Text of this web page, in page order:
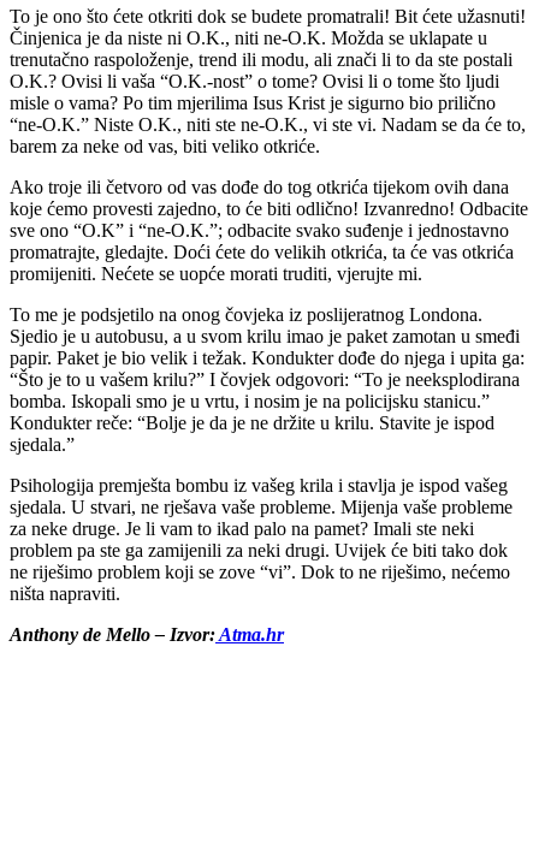
To je ono što ćete otkriti dok se budete promatrali! Bit ćete užasnuti!
Činjenica je da niste ni O.K., niti ne-O.K. Možda se uklapate u
trenutačno raspoloženje, trend ili modu, ali znači li to da ste postali
O.K.? Ovisi li vaša “O.K.-nost” o tome? Ovisi li o tome što ljudi
misle o vama? Po tim mjerilima Isus Krist je sigurno bio prilično
“ne-O.K.” Niste O.K., niti ste ne-O.K., vi ste vi. Nadam se da će to,
barem za neke od vas, biti veliko otkriće.
Ako troje ili četvoro od vas dođe do tog otkrića tijekom ovih dana
koje ćemo provesti zajedno, to će biti odlično! Izvanredno! Odbacite
sve ono “O.K” i “ne-O.K.”; odbacite svako suđenje i jednostavno
promatrajte, gledajte. Doći ćete do velikih otkrića, ta će vas otkrića
promijeniti. Nećete se uopće morati truditi, vjerujte mi.
To me je podsjetilo na onog čovjeka iz poslijeratnog Londona.
Sjedio je u autobusu, a u svom krilu imao je paket zamotan u smeđi
papir. Paket je bio velik i težak. Kondukter dođe do njega i upita ga:
“Što je to u vašem krilu?” I čovjek odgovori: “To je neeksplodirana
bomba. Iskopali smo je u vrtu, i nosim je na policijsku stanicu.”
Kondukter reče: “Bolje je da je ne držite u krilu. Stavite je ispod
sjedala.”
Psihologija premješta bombu iz vašeg krila i stavlja je ispod vašeg
sjedala. U stvari, ne rješava vaše probleme. Mijenja vaše probleme
za neke druge. Je li vam to ikad palo na pamet? Imali ste neki
problem pa ste ga zamijenili za neki drugi. Uvijek će biti tako dok
ne riješimo problem koji se zove “vi”. Dok to ne riješimo, nećemo
ništa napraviti.
Anthony de Mello – Izvor:Atma.hr